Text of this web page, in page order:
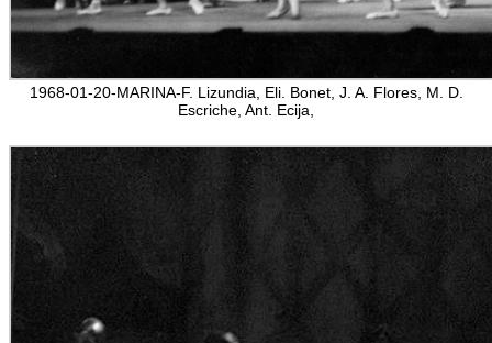
1968-01-20-MARINA-F. Lizundia, Eli. Bonet, J. A. Flores, M. D.
Escriche, Ant. Ecija,